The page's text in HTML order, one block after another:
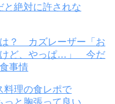
は？ カズレーザー「お
けど、やっぱ…」 今だ
事情